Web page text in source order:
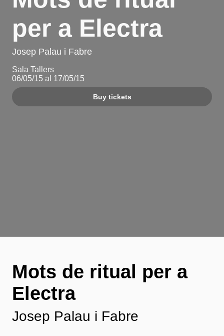
per a Electra
Josep Palau i Fabre
Sala Tallers
06/05/15 al 17/05/15
Buy tickets
Mots de ritual per a
Electra
Josep Palau i Fabre